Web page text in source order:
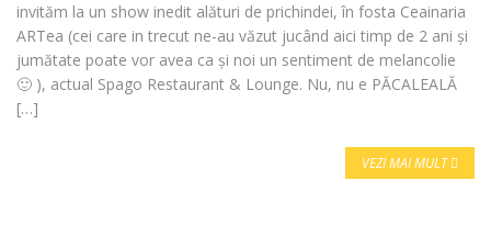
invităm la un show inedit alături de prichindei, în fosta Ceainaria
ARTea (cei care in trecut ne-au văzut jucând aici timp de 2 ani și
jumătate poate vor avea ca și noi un sentiment de melancolie
🙂 ), actual Spago Restaurant & Lounge. Nu, nu e PĂCALEALĂ
[…]
VEZI MAI MULT